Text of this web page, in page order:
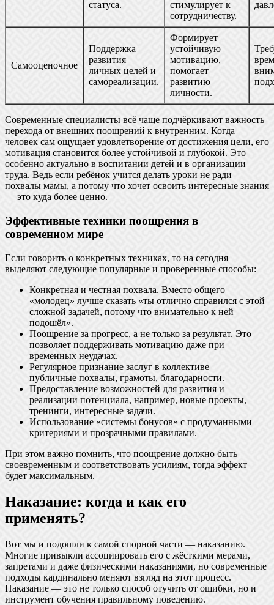
статуса.
стимулирует к
сотрудничеству.
Самооценочное
Поддержка
развития
личных целей и
самореализации.
Формирует
устойчивую
мотивацию,
помогает
развитию
личности.
Современные специалисты всё чаще подчёркивают важность
перехода от внешних поощрений к внутренним. Когда
человек сам ощущает удовлетворение от достижения цели, его
мотивация становится более устойчивой и глубокой. Это
особенно актуально в воспитании детей и в организации
труда. Ведь если ребёнок учится делать уроки не ради
похвалы мамы, а потому что хочет освоить интересные знания
— это куда более ценно.
Эффективные техники поощрения в
современном мире
Если говорить о конкретных техниках, то на сегодня
выделяют следующие популярные и проверенные способы:
Конкретная и честная похвала. Вместо общего
«молодец» лучше сказать «ты отлично справился с этой
сложной задачей, потому что внимательно к ней
подошёл».
Поощрение за прогресс, а не только за результат. Это
позволяет поддерживать мотивацию даже при
временных неудачах.
Регулярное признание заслуг в коллективе —
публичные похвалы, грамоты, благодарности.
Предоставление возможностей для развития и
реализации потенциала, например, новые проекты,
тренинги, интересные задачи.
Использование «системы бонусов» с продуманными
критериями и прозрачными правилами.
При этом важно помнить, что поощрение должно быть
своевременным и соответствовать усилиям, тогда эффект
будет максимальным.
Наказание: когда и как его
применять?
Вот мы и подошли к самой спорной части — наказанию.
Многие привыкли ассоциировать его с жёсткими мерами,
запретами и даже физическими наказаниями, но современные
подходы кардинально меняют взгляд на этот процесс.
Наказание — это не только способ отучить от ошибки, но и
инструмент обучения правильному поведению.